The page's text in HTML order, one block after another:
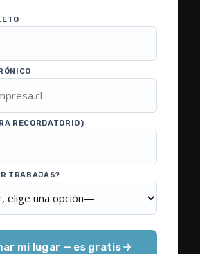
RECORDATORIO)
TRABAJAS?
mi lugar — es gratis